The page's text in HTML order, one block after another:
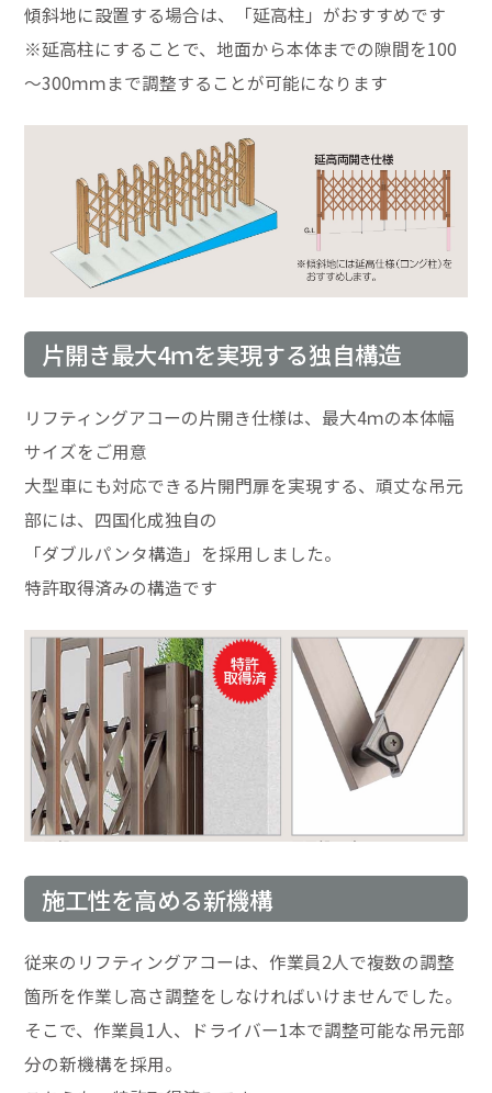
傾斜地に設置する場合は、「延高柱」がおすすめです
※延高柱にすることで、地面から本体までの隙間を100
～300ｍｍまで調整することが可能になります
片開き最大4ｍを実現する独自構造
リフティングアコーの片開き仕様は、最大4ｍの本体幅
サイズをご用意
大型車にも対応できる片開門扉を実現する、頑丈な吊元
部には、四国化成独自の
「ダブルパンタ構造」を採用しました。
特許取得済みの構造です
施工性を高める新機構
従来のリフティングアコーは、作業員2人で複数の調整
箇所を作業し高さ調整をしなければいけませんでした。
そこで、作業員1人、ドライバー1本で調整可能な吊元部
分の新機構を採用。